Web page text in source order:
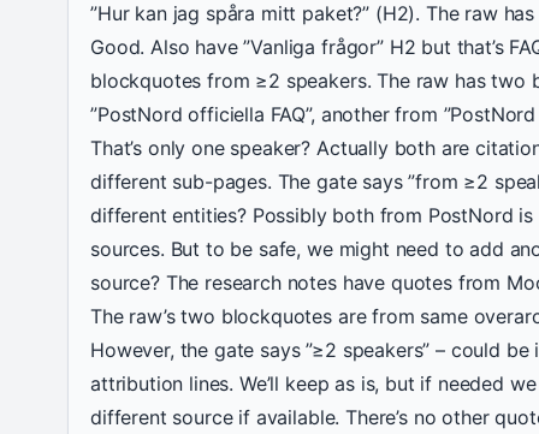
”Hur kan jag spåra mitt paket?” (H2). The raw
Good. Also have ”Vanliga frågor” H2 but that’s
blockquotes from ≥2 speakers. The raw has two
”PostNord officiella FAQ”, another from
That’s only one speaker? Actually both are
different sub-pages. The gate says ”from ≥2
different entities? Possibly both from PostNord
sources. But to be safe, we might need to add
source? The research notes have quotes from
The raw’s two blockquotes are from same
However, the gate says ”≥2 speakers” – could
attribution lines. We’ll keep as is, but if needed
different source if available. There’s no other